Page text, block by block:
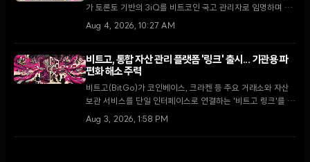
가 토론토 기반의 3iQ를 비트코인 국고 관리자로 임명하며 단
순 보유에서 능동적 운용으로 전략을 전환했다. 이는 국왕의 1
Aug 4, 2026, 10:27 AM
비트고, 통합 자산 관리 플랫폼 '링크' 출시... 기관용 파
편화 해소 주력
비트고(BitGo)가 코인베이스, 크라켄 등 주요 거래소와 자산
보관 서비스를 단일 인터페이스로 연결하는 '비트고 링크'를 출
시했다. 2026년 기관 투자자의 73%가 가상자산 비중 확대를
Aug 3, 2026, 1:58 PM